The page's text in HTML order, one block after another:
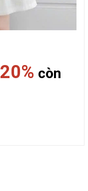
20% còn